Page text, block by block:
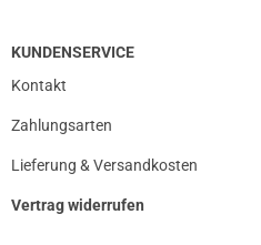
KUNDENSERVICE
Kontakt
Zahlungsarten
Lieferung & Versandkosten
Vertrag widerrufen